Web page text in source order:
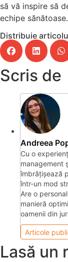
să vă inspire să
echipe sănătoase.
Distribuie
Scris de
Andreea
Cu o
management
îmbrățișează
într-un mod
Are o
manieră
oamenii din
Articole
Lasă un